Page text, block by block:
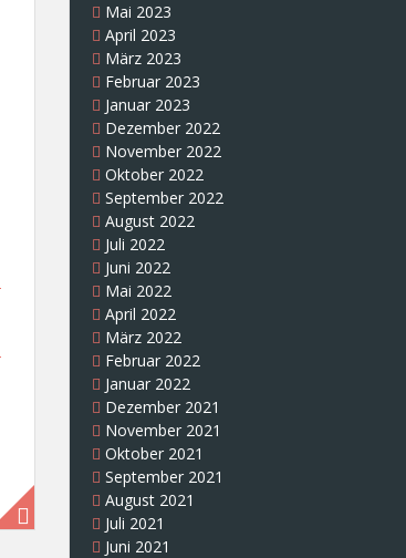
Mai 2023
April 2023
März 2023
Februar 2023
Januar 2023
Dezember 2022
November 2022
Oktober 2022
September 2022
August 2022
Juli 2022
Juni 2022
Mai 2022
April 2022
März 2022
Februar 2022
Januar 2022
Dezember 2021
November 2021
Oktober 2021
September 2021
August 2021
Juli 2021
Juni 2021